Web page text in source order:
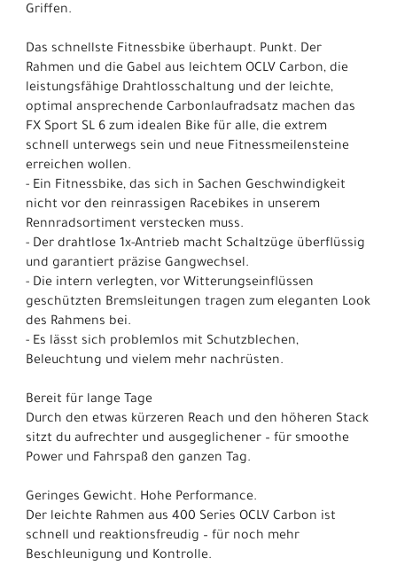
Griffen.
Das schnellste Fitnessbike überhaupt. Punkt. Der
Rahmen und die Gabel aus leichtem OCLV Carbon, die
leistungsfähige Drahtlosschaltung und der leichte,
optimal ansprechende Carbonlaufradsatz machen das
FX Sport SL 6 zum idealen Bike für alle, die extrem
schnell unterwegs sein und neue Fitnessmeilensteine
erreichen wollen.
- Ein Fitnessbike, das sich in Sachen Geschwindigkeit
nicht vor den reinrassigen Racebikes in unserem
Rennradsortiment verstecken muss.
- Der drahtlose 1x-Antrieb macht Schaltzüge überflüssig
und garantiert präzise Gangwechsel.
- Die intern verlegten, vor Witterungseinflüssen
geschützten Bremsleitungen tragen zum eleganten Look
des Rahmens bei.
- Es lässt sich problemlos mit Schutzblechen,
Beleuchtung und vielem mehr nachrüsten.
Bereit für lange Tage
Durch den etwas kürzeren Reach und den höheren Stack
sitzt du aufrechter und ausgeglichener – für smoothe
Power und Fahrspaß den ganzen Tag.
Geringes Gewicht. Hohe Performance.
Der leichte Rahmen aus 400 Series OCLV Carbon ist
schnell und reaktionsfreudig – für noch mehr
Beschleunigung und Kontrolle.